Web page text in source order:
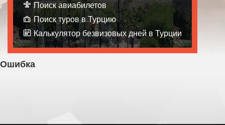
Поиск авиабилетов
Поиск туров в Турцию
Калькулятор безвизовых дней в Турции
Ошибка